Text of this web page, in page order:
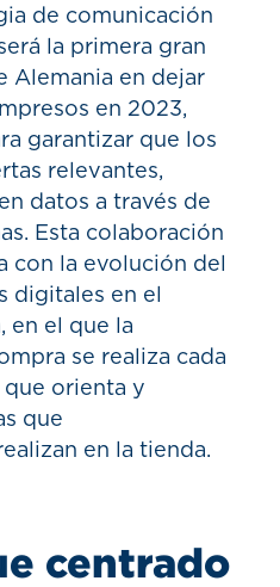
de comunicación
la primera gran
Alemania en dejar
en 2023,
garantizar que los
relevantes,
datos a través de
Esta colaboración
con la evolución del
digitales en el
en el que la
se realiza cada
que orienta y
que
en la tienda.
centrado